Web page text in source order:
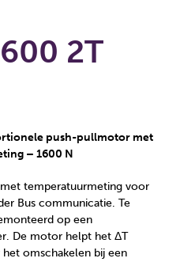
2T
push-pullmotor met
– 1600 N
temperatuurmeting voor
Bus communicatie. Te
op een
De motor helpt het ΔT
omschakelen bij een